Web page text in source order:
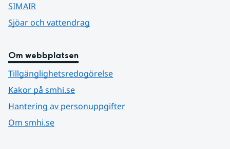
SIMAIR
Sjöar och vattendrag
Om webbplatsen
Tillgänglighetsredogörelse
Kakor på smhi.se
Hantering av personuppgifter
Om smhi.se